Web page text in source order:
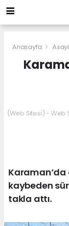
Anasayfa
(Web Sitesi) - Web
kaybeden
takla attı.